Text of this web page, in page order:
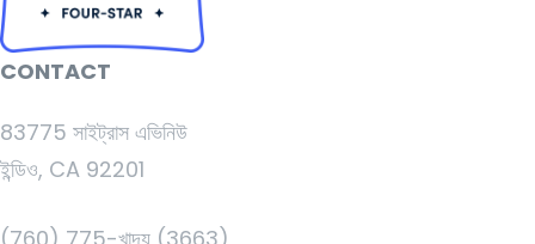
CONTACT
83775 সাইট্রাস এভিনিউ
ইন্ডিও, CA 92201